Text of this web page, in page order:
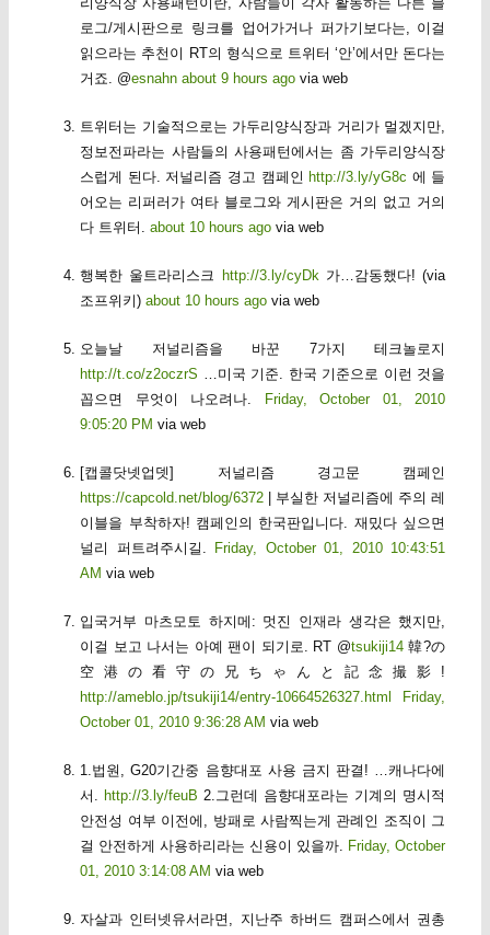
로그/게시판으로 링크를 업어가거나 퍼가기보다는, 이걸
읽으라는 추천이 RT의 형식으로 트위터 ‘안’에서만 돈다는
거죠. @esnahn about 9 hours ago via web
트위터는 기술적으로는 가두리양식장과 거리가 멀겠지만,
정보전파라는 사람들의 사용패턴에서는 좀 가두리양식장
스럽게 된다. 저널리즘 경고 캠페인http://3.ly/yG8c 에 들
어오는 리퍼러가 여타 블로그와 게시판은 거의 없고 거의
다 트위터.about 10 hours ago via web
행복한 울트라리스크 http://3.ly/cyDk 가…감동했다! (via
조프위키)about 10 hours ago via web
오늘날 저널리즘을 바꾼 7가지 테크놀로지
http://t.co/z2oczrS …미국 기준. 한국 기준으로 이런 것을
꼽으면 무엇이 나오려나.
Friday, October 01, 2010
9:05:20 PM via web
[캡콜닷넷업뎃] 저널리즘 경고문 캠페인
https://capcold.net/blog/6372 | 부실한 저널리즘에 주의 레
이블을 부착하자! 캠페인의 한국판입니다. 재밌다 싶으면
널리 퍼트려주시길.
Friday, October 01, 2010 10:43:51
AM via web
입국거부 마츠모토 하지메: 멋진 인재라 생각은 했지만,
이걸 보고 나서는 아예 팬이 되기로. RT @tsukiji14韓?の
空港の看守の兄ちゃんと記念撮影!
http://ameblo.jp/tsukiji14/entry-10664526327.html
Friday,
October 01, 2010 9:36:28 AM via web
1.법원, G20기간중 음향대포 사용 금지 판결! …캐나다에
서. http://3.ly/feuB 2.그런데 음향대포라는 기계의 명시적
안전성 여부 이전에, 방패로 사람찍는게 관례인 조직이 그
걸 안전하게 사용하리라는 신용이 있을까. Friday, October
01, 2010 3:14:08 AM via web
자살과 인터넷유서라면, 지난주 하버드 캠퍼스에서 권총